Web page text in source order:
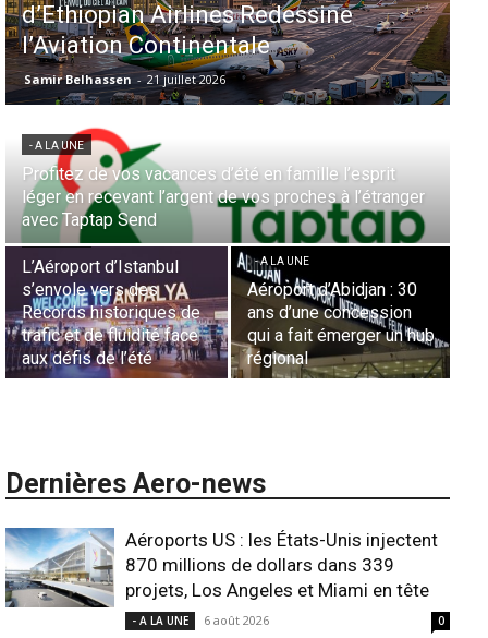
dans 339 projets, Los Angeles et
Miami en tête
Samir Belhassen - 6 août 2026
- A LA UNE
Aérien & Stratégie : Comment Royal Air Maroc fait de
la diaspora européenne le moteur de son hub de
Casablanca
- A LA UNE
Sécurité des frontières
aériennes en Afrique :
L’appel urgent à
l’harmonisation globale
- A LA UNE
Nominations : Sadri
Essid à la tête de la
France en Tunisie et
Lionel Rault aux
commandes de la
ANSCO
: 30
un hub
Dernières Aero-news
Aéroports US : les États-Unis injectent
870 millions de dollars dans 339
projets, Los Angeles et Miami en tête
- A LA UNE 6 août 2026 0